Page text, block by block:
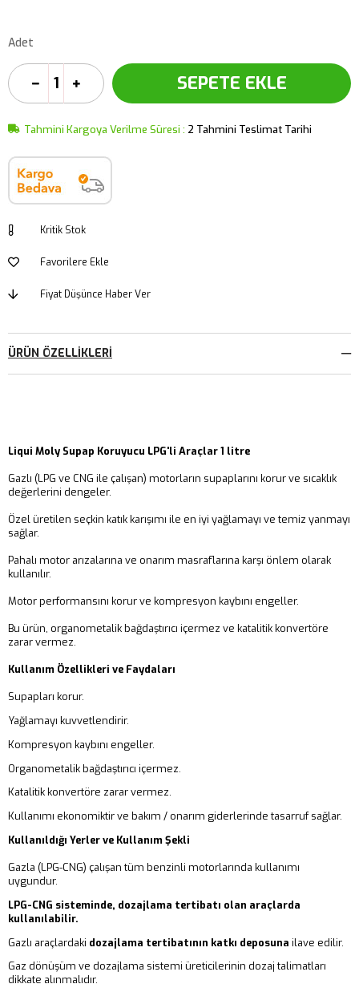
Adet
Tahmini Kargoya Verilme Süresi : 2 Tahmini Teslimat Tarihi
Kritik Stok
Favorilere Ekle
Fiyat Düşünce Haber Ver
ÜRÜN ÖZELLIKLERI
Liqui Moly Supap Koruyucu LPG'li Araçlar 1 litre
Gazlı (LPG ve CNG ile çalışan) motorların supaplarını korur ve sıcaklık
değerlerini dengeler.
Özel üretilen seçkin katık karışımı ile en iyi yağlamayı ve temiz yanmayı
sağlar.
Pahalı motor arızalarına ve onarım masraflarına karşı önlem olarak
kullanılır.
Motor performansını korur ve kompresyon kaybını engeller.
Bu ürün, organometalik bağdaştırıcı içermez ve katalitik konvertöre
zarar vermez.
Kullanım Özellikleri ve Faydaları
Supapları korur.
Yağlamayı kuvvetlendirir.
Kompresyon kaybını engeller.
Organometalik bağdaştırıcı içermez.
Katalitik konvertöre zarar vermez.
Kullanımı ekonomiktir ve bakım / onarım giderlerinde tasarruf sağlar.
Kullanıldığı Yerler ve Kullanım Şekli
Gazla (LPG-CNG) çalışan tüm benzinli motorlarında kullanımı
uygundur.
LPG-CNG sisteminde, dozajlama tertibatı olan araçlarda
kullanılabilir.
Gazlı araçlardaki dozajlama tertibatının katkı deposuna ilave edilir.
Gaz dönüşüm ve dozajlama sistemi üreticilerinin dozaj talimatları
dikkate alınmalıdır.